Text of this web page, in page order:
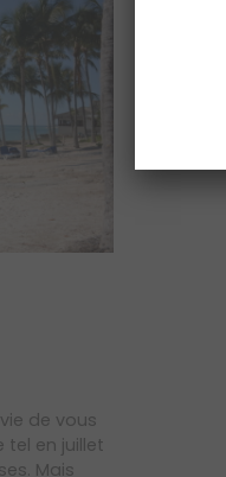
de vous
tel en juillet
Mais